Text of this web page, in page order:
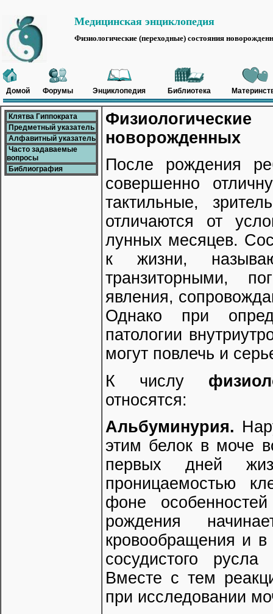
Медицинская энциклопедия
Физиологические (переходные) состояния
Домой Форумы Энциклопедия Библиотека
Клятва Гиппократа
Предметный указатель
Алфавитный указатель
Часто задаваемые
вопросы
Библиография
новорожденных
После рождения
совершенно
тактильные,
отличаются от
лунных месяцев.
к жизни,
транзиторными,
явления,
Однако при
патологии
могут повлечь и
К числу
относятся:
Альбуминурия.
этим белок в моче
первых дней
проницаемостью
фоне
рождения
кровообращения и в
сосудистого
Вместе с тем
при исследовании